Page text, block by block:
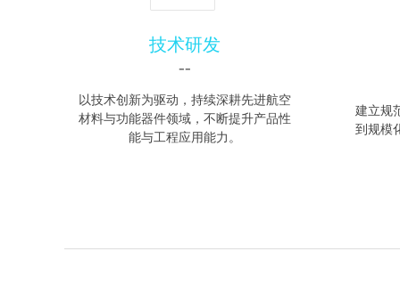
技术研发
--
以技术创新为驱动，持续深耕先进航空
材料与功能器件领域，不断提升产品性
能与工程应用能力。
建立规
到规模